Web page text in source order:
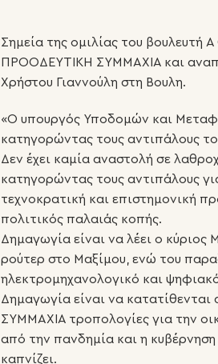
Σημεία της ομιλίας του βουλευτή
ΠΡΟΟΔΕΥΤΙΚΗ ΣΥΜΜΑΧΙΑ και
Χρήστου Γιαννούλη στη Βουλη.
«Ο υπουργός Υποδομών και
κατηγορώντας τους αντιπάλους
Δεν έχει καμία αναστολή σε
κατηγορώντας τους αντιπάλους
τεχνοκρατική και επιστημονική
πολιτικός παλαιάς κοπής.
Δημαγωγία είναι να λέει ο
ρούτερ στο Μαξίμου, ενώ του
ηλεκτρομηχανολογικό και
Δημαγωγία είναι να
ΣΥΜΜΑΧΙΑ τροπολογίες για την
από την πανδημία και η
καπνίζει.